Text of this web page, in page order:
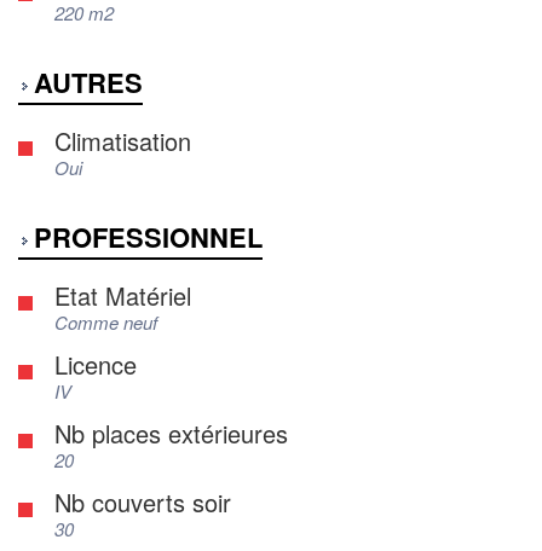
220 m2
AUTRES
Climatisation
Oui
PROFESSIONNEL
Etat Matériel
Comme neuf
Licence
IV
Nb places extérieures
20
Nb couverts soir
30